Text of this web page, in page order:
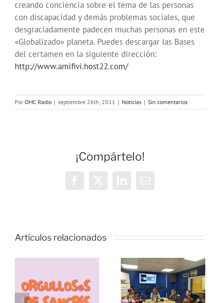
creando conciencia sobre el tema de las personas
con discapacidad y demás problemas sociales, que
desgraciadamente padecen muchas personas en este
«Globalizado» planeta. Puedes descargar las Bases
del certamen en la siguiente dirección:
http://www.amifivi.host22.com/
Por OMC Radio | septiembre 26th, 2011 | Noticias | Sin comentarios
¡Compártelo!
Artículos relacionados
estrategias
resiliencia
pandemia,
con las
Échale